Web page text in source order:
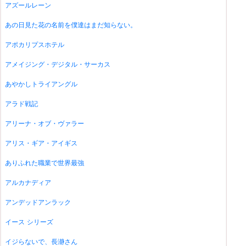
アズールレーン
あの日見た花の名前を僕達はまだ知らない。
アポカリプスホテル
アメイジング・デジタル・サーカス
あやかしトライアングル
アラド戦記
アリーナ・オブ・ヴァラー
アリス・ギア・アイギス
ありふれた職業で世界最強
アルカナディア
アンデッドアンラック
イース シリーズ
イジらないで、長瀞さん